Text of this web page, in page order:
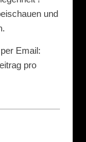
und
Email:
pro